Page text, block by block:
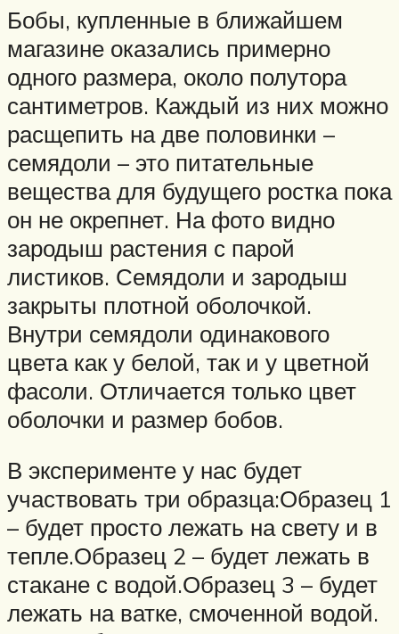
Бобы, купленные в ближайшем
магазине оказались примерно
одного размера, около полутора
сантиметров. Каждый из них можно
расщепить на две половинки –
семядоли – это питательные
вещества для будущего ростка пока
он не окрепнет. На фото видно
зародыш растения с парой
листиков. Семядоли и зародыш
закрыты плотной оболочкой.
Внутри семядоли одинакового
цвета как у белой, так и у цветной
фасоли. Отличается только цвет
оболочки и размер бобов.
В эксперименте у нас будет
участвовать три образца:Образец 1
– будет просто лежать на свету и в
тепле.Образец 2 – будет лежать в
стакане с водой.Образец 3 – будет
лежать на ватке, смоченной водой.